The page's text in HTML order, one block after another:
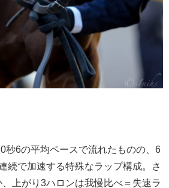
秒6の平均ペースで流れたものの、6
続で加速する特殊なラップ構成。さ
上がり3ハロンは我慢比べ＝失速ラ